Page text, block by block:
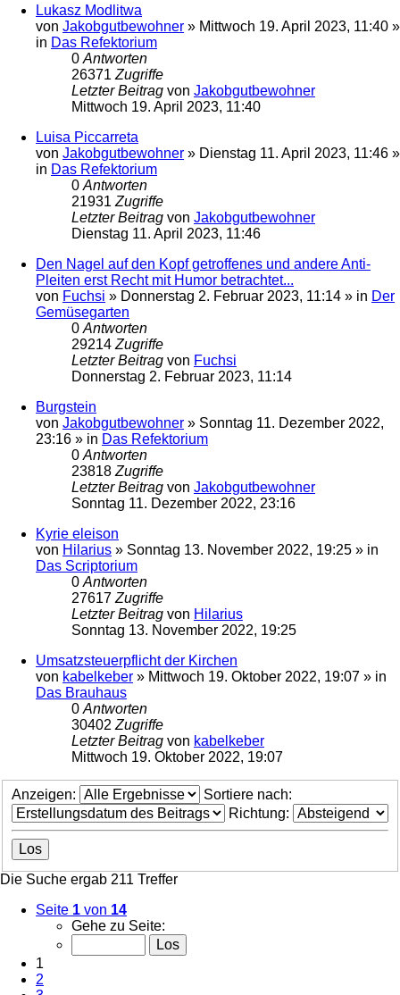
Lukasz Modlitwa
von Jakobgutbewohner » Mittwoch 19. April 2023, 11:40 »
in Das Refektorium
0 Antworten
26371 Zugriffe
Letzter Beitrag von Jakobgutbewohner
Mittwoch 19. April 2023, 11:40
Luisa Piccarreta
von Jakobgutbewohner » Dienstag 11. April 2023, 11:46 »
in Das Refektorium
0 Antworten
21931 Zugriffe
Letzter Beitrag von Jakobgutbewohner
Dienstag 11. April 2023, 11:46
Den Nagel auf den Kopf getroffenes und andere Anti-
Pleiten erst Recht mit Humor betrachtet...
von Fuchsi » Donnerstag 2. Februar 2023, 11:14 » in Der
Gemüsegarten
0 Antworten
29214 Zugriffe
Letzter Beitrag von Fuchsi
Donnerstag 2. Februar 2023, 11:14
Burgstein
von Jakobgutbewohner » Sonntag 11. Dezember 2022,
23:16 » in Das Refektorium
0 Antworten
23818 Zugriffe
Letzter Beitrag von Jakobgutbewohner
Sonntag 11. Dezember 2022, 23:16
Kyrie eleison
von Hilarius » Sonntag 13. November 2022, 19:25 » in
Das Scriptorium
0 Antworten
27617 Zugriffe
Letzter Beitrag von Hilarius
Sonntag 13. November 2022, 19:25
Umsatzsteuerpflicht der Kirchen
von kabelkeber » Mittwoch 19. Oktober 2022, 19:07 » in
Das Brauhaus
0 Antworten
30402 Zugriffe
Letzter Beitrag von kabelkeber
Mittwoch 19. Oktober 2022, 19:07
Anzeigen:
Sortiere nach:
Richtung:
Die Suche ergab 211 Treffer
Seite 1 von 14
Gehe zu Seite:
1
2